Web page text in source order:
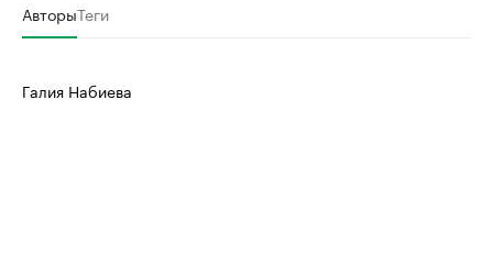
АвторыТеги
Галия Набиева